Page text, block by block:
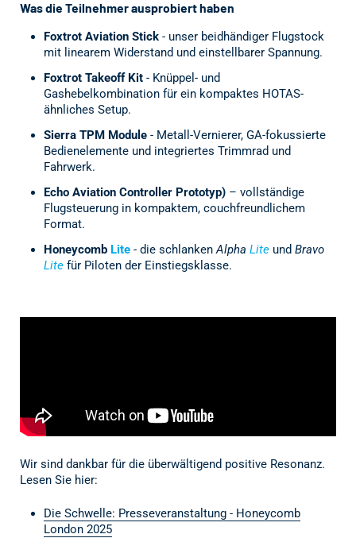
Was die Teilnehmer ausprobiert haben
Foxtrot Aviation Stick- unser beidhändiger Flugstock
mit linearem Widerstand und einstellbarer Spannung.
Foxtrot Takeoff Kit- Knüppel- und
Gashebelkombination für ein kompaktes HOTAS-
ähnliches Setup.
Sierra TPM Module- Metall-Vernierer, GA-fokussierte
Bedienelemente und integriertes Trimmrad und
Fahrwerk.
Echo Aviation Controller Prototyp)– vollständige
Flugsteuerung in kompaktem, couchfreundlichem
Format.
Honeycomb Lite - die schlankenAlpha Liteund Bravo
Litefür Piloten der Einstiegsklasse.
Wir sind dankbar für die überwältigend positive Resonanz.
Lesen Sie hier:
Die Schwelle: Presseveranstaltung - Honeycomb
London 2025